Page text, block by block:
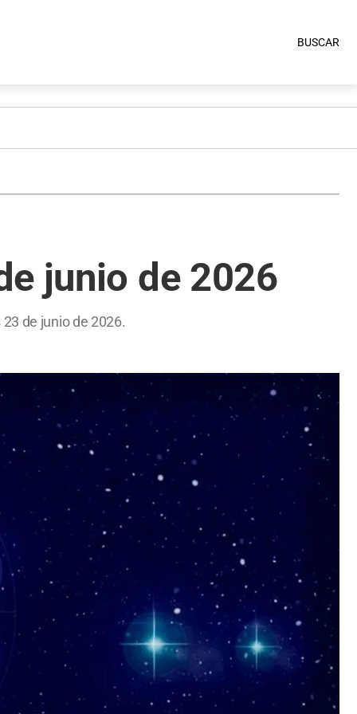
BUSCAR
junio de 2026
de junio de 2026.